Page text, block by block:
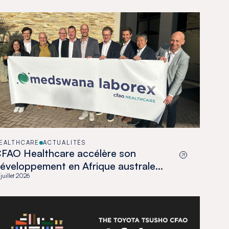
ACTUALITÉS
Healthcare accélère son
en Afrique australe
l’acquisition de Medswana au
juillet 2026